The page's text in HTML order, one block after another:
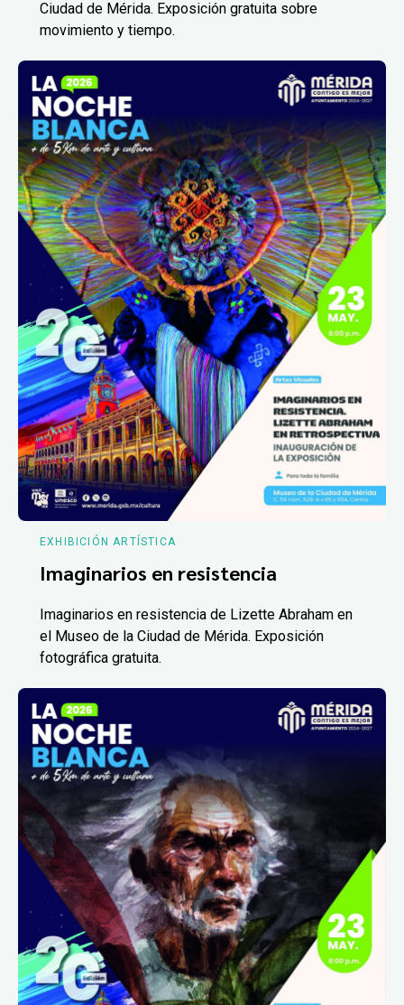
Ciudad de Mérida. Exposición gratuita sobre
movimiento y tiempo.
EXHIBICIÓN ARTÍSTICA
Imaginarios en resistencia
Imaginarios en resistencia de Lizette Abraham en
el Museo de la Ciudad de Mérida. Exposición
fotográfica gratuita.